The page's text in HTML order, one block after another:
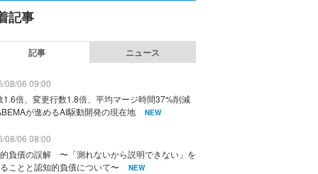
記事
記事 ニュース
08/06 09:00
1.6倍、変更行数1.8倍、平均マージ時間37%削減
が進めるAI駆動開発の現在地
NEW
08/06 08:00
負債の誤解 〜「測れないから説明できない」を
ことと認知的負債について〜
NEW